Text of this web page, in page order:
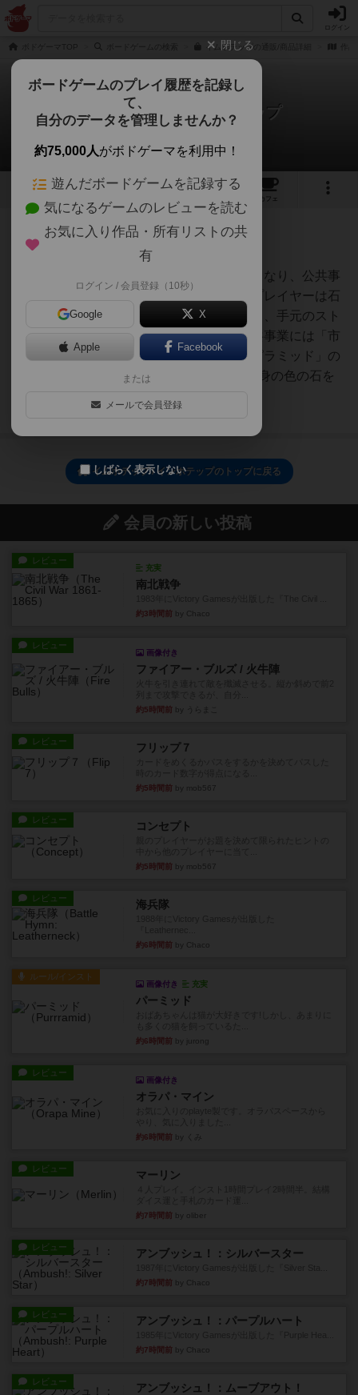
ログイン
イムホテップの通販/商品詳細
イムホテップ / インホテップ
1件のルール/インスト
10 18
カフェ
1097名 充実
プレイヤーはエジプトの建築家となり、公共事
業の貢献をしていただきます。プレイヤーは石
切場から自身の色の石を切り出し、手元のスト
ックに石を集めていきます。公共事業には「市
場・霊廟・寺院・オベリスク・ピラミッド」の
5つの建築現場があり、手元の自身の色の石を
たまご
イムホテップ / インホテップのトップに戻る
会員の新しい投稿
レビュー
充実
南北戦争
約3時間前 by Chaco
レビュー
画像付き
ファイアー・ブルズ / 火牛陣
約5時間前 by うらまこ
レビュー フリップ７
約5時間前 by mob567
レビュー コンセプト
約5時間前 by mob567
レビュー 海兵隊
約6時間前 by Chaco
ルール/インスト
画像付き 充実
パーミッド
約6時間前 by jurong
レビュー
画像付き
オラパ・マイン
約6時間前 by くみ
レビュー マーリン
約7時間前 by oliber
レビュー アンブッシュ！：シルバースター
約7時間前 by Chaco
レビュー アンブッシュ！：パープルハート
約7時間前 by Chaco
レビュー アンブッシュ！：ムーブアウト！
閉じる
ボードゲームのプレイ履歴を記録し
て、
自分のデータを管理しませんか？
約75,000人がボドゲーマを利用中！
遊んだボードゲームを記録する
気になるゲームのレビューを読む
お気に入り作品・所有リストの共
有
ログイン / 会員登録（10秒）
Google X
Apple Facebook
または
メールで会員登録
しばらく表示しない